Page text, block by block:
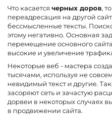
Что касается черных доров,
переадресация на другой
бессмысленные тексты.
этому негативно. Основная
перемещение основного
высокие и увеличение
Некоторые веб - мастера
тысячами, используя не
невидимый текст и другие.
засоряют сеть и зачастую
дорвеи в некоторых случаях
в продвижении сайта.